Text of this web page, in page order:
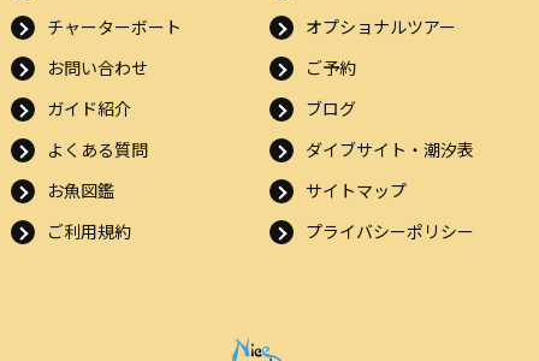
チャーターボート
オプショナルツアー
お問い合わせ
ご予約
ガイド紹介
ブログ
よくある質問
ダイブサイト・潮汐表
お魚図鑑
サイトマップ
ご利用規約
プライバシーポリシー